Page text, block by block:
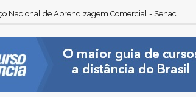
Nacional de Aprendizagem Comercial - Senac